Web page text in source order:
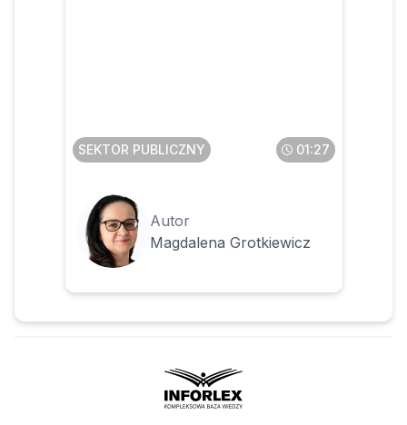
SEKTOR PUBLICZNY 01:27
Autor
Magdalena Grotkiewicz